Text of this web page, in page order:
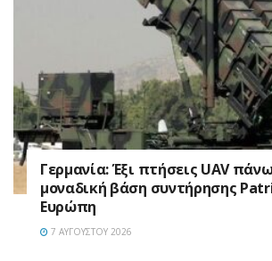
Γερμανία: Έξι πτήσεις UAV
μοναδική βάση συντήρησης
Ευρώπη
7 ΑΥΓΟΎΣΤΟΥ 2026